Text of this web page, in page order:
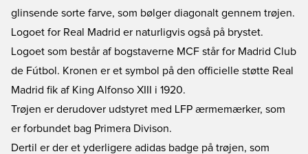
glinsende sorte farve, som bølger diagonalt gennem trøjen.
Logoet for Real Madrid er naturligvis også på brystet.
Logoet som består af bogstaverne MCF står for Madrid Club
de Fútbol. Kronen er et symbol på den officielle støtte Real
Madrid fik af King Alfonso XIII i 1920.
Trøjen er derudover udstyret med LFP ærmemærker, som
er forbundet bag Primera Divison.
Dertil er der et yderligere adidas badge på trøjen, som